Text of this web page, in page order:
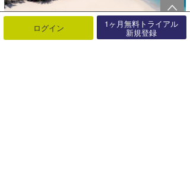
ログイン 1ヶ月無料トライアル
新規登録